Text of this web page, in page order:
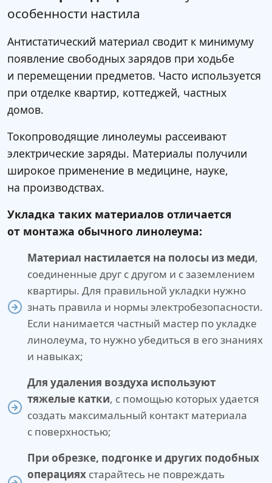
особенности настила
Антистатический материал сводит к минимуму
появление свободных зарядов при ходьбе
и перемещении предметов. Часто используется
при отделке квартир, коттеджей, частных
домов.
Токопроводящие линолеумы рассеивают
электрические заряды. Материалы получили
широкое применение в медицине, науке,
на производствах.
Укладка таких материалов отличается
от монтажа обычного линолеума:
Материал настилается на полосы из меди,
соединенные друг с другом и с заземлением
квартиры. Для правильной укладки нужно
знать правила и нормы электробезопасности.
Если нанимается частный мастер по укладке
линолеума, то нужно убедиться в его знаниях
и навыках;
Для удаления воздуха используют
тяжелые катки, с помощью которых удается
создать максимальный контакт материала
с поверхностью;
При обрезке, подгонке и других подобных
операциях старайтесь не повреждать